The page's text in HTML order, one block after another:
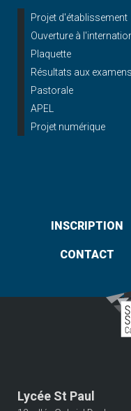
Projet d'établissement
Ouverture à
Plaquette
Résultats aux examens
Pastorale
APEL
Projet numérique
INSCRIPTION
CONTACT
Lycée St Paul